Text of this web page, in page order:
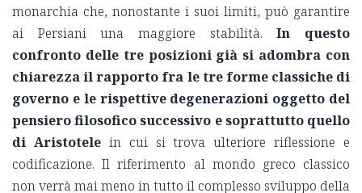
monarchia che, nonostante i suoi limiti, può garantire
ai Persiani una maggiore stabilità.In questo
confronto delle tre posizioni già si adombra con
chiarezza il rapporto fra le tre forme classiche di
governo e le rispettive degenerazioni oggetto del
pensiero filosofico successivo e soprattutto quello
di Aristotelein cui si trova ulteriore riflessione e
codificazione. Il riferimento al mondo greco classico
non verrà mai meno in tutto il complesso sviluppo della